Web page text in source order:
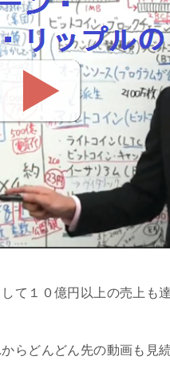
て１０億円以上の売上も
らどんどん先の動画も見